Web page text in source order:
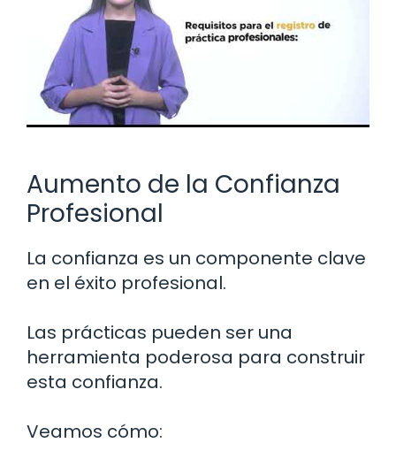
Aumento de la Confianza
Profesional
La confianza es un componente clave
en el éxito profesional.
Las prácticas pueden ser una
herramienta poderosa para construir
esta confianza.
Veamos cómo: